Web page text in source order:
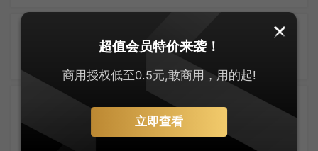
零售字体
超值会员特价来袭！
商用授权低至0.5元,敢商用，用的起!
立即查看